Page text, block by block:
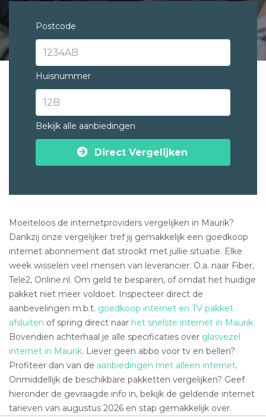
Postcode
Huisnummer
Bekijk alle aanbiedingen
Direct Vergelijken
Moeiteloos de internetproviders vergelijken in Maurik?
Dankzij onze vergelijker tref jij gemakkelijk een goedkoop
internet abonnement dat strookt met jullie situatie. Elke
week wisselen veel mensen van leverancier. O.a. naar Fiber,
Tele2, Online.nl. Om geld te besparen, of omdat het huidige
pakket niet meer voldoet. Inspecteer direct de
aanbevelingen m.b.t. goedkoop internet en TV pakket
afsluiten of spring direct naar het snelste internet in Maurik.
Bovendien achterhaal je alle specificaties over glasvezel
internet in Maurik. Liever geen abbo voor tv en bellen?
Profiteer dan van de aanbiedingen met alleen internet.
Onmiddellijk de beschikbare pakketten vergelijken? Geef
hieronder de gevraagde info in, bekijk de geldende internet
tarieven van augustus 2026 en stap gemakkelijk over.